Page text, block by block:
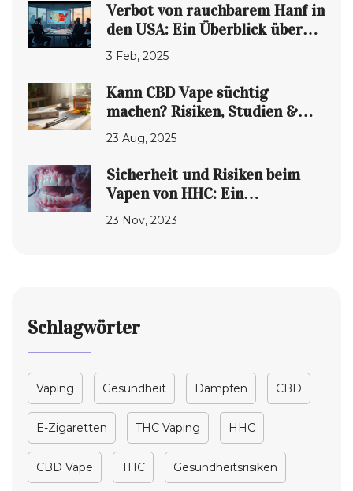
Verbot von rauchbarem Hanf in
den USA: Ein Überblick über
die gesetzlichen
Bestimmungen
3 Feb, 2025
Kann CBD Vape süchtig
machen? Risiken, Studien &
sichere Nutzung 2025
23 Aug, 2025
Sicherheit und Risiken beim
Vapen von HHC: Ein
umfassender Leitfaden
23 Nov, 2023
Schlagwörter
Vaping Gesundheit Dampfen CBD
E-Zigaretten THC Vaping HHC
CBD Vape THC Gesundheitsrisiken